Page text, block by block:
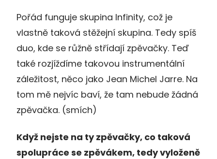
Pořád funguje skupina Infinity, což je
vlastně taková stěžejní skupina. Tedy spíš
duo, kde se růžně střídají zpěvačky. Teď
také rozjíždíme takovou instrumentální
záležitost, něco jako Jean Michel Jarre. Na
tom mě nejvíc baví, že tam nebude žádná
zpěvačka. (smích)
Když nejste na ty zpěvačky, co taková
spolupráce se zpěvákem, tedy vyloženě